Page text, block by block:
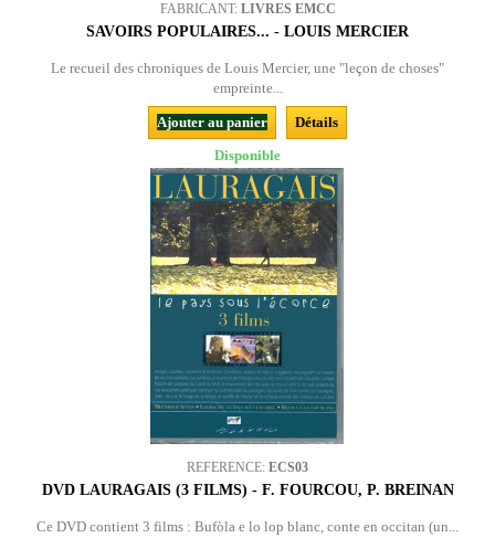
FABRICANT: LIVRES EMCC
SAVOIRS POPULAIRES... - LOUIS MERCIER
Le recueil des chroniques de Louis Mercier, une "leçon de choses"
empreinte...
Ajouter au panier
Détails
Disponible
REFERENCE: ECS03
DVD LAURAGAIS (3 FILMS) - F. FOURCOU, P. BREINAN
Ce DVD contient 3 films : Bufòla e lo lop blanc, conte en occitan (un...